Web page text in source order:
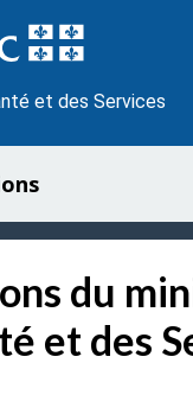
et des Services
du
et des